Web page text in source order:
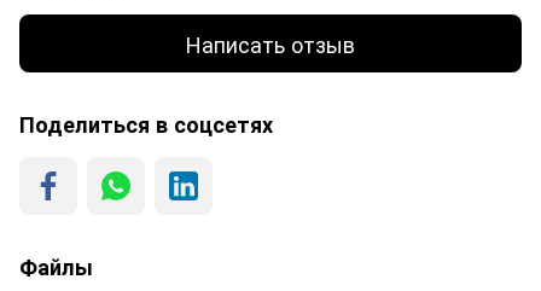
Написать отзыв
Поделиться в соцсетях
Файлы